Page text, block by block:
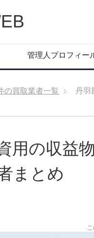
管理人プロフィー
の買取業者一覧 丹羽
用の収益
まとめ